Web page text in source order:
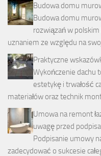
Budowa domu
Budowa domu
rozwiązań w
uznaniem ze względu na
Praktyczne
Wykończenie dachu
estetykę i trwałość
materiałów oraz technik
Umowa na remont
uwagę przed
Podpisanie umowy
zadecydować o sukcesie